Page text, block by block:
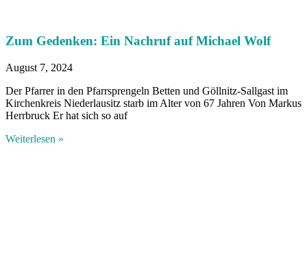
Zum Gedenken: Ein Nachruf auf Michael Wolf
August 7, 2024
Der Pfarrer in den Pfarrsprengeln Betten und Göllnitz-Sallgast im
Kirchenkreis Niederlausitz starb im Alter von 67 Jahren Von Markus
Herrbruck Er hat sich so auf
Weiterlesen »